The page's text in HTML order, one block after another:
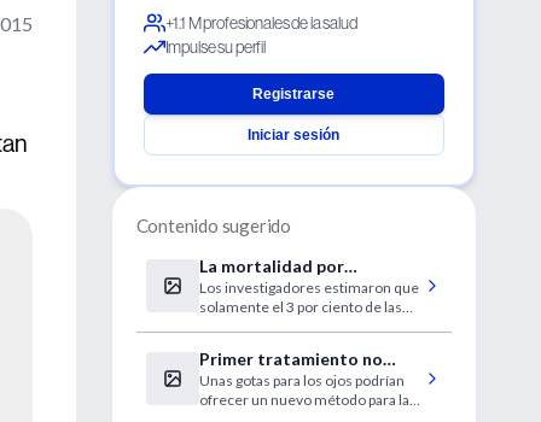
+1.1 M profesionales de la salud
Impulse su perfil
Registrarse
Iniciar sesión
Contenido sugerido
La mortalidad por
carcinoma ductal in situ de
mama es 3% a 20 años
Los investigadores estimaron que
solamente el 3 por ciento de las
tras el diagnóstico.
Primer tratamiento no
quirúrgico para las
cataratas
Unas gotas para los ojos podrían
ofrecer un nuevo método para la